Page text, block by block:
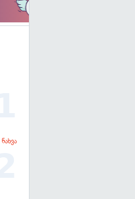
ნახვა